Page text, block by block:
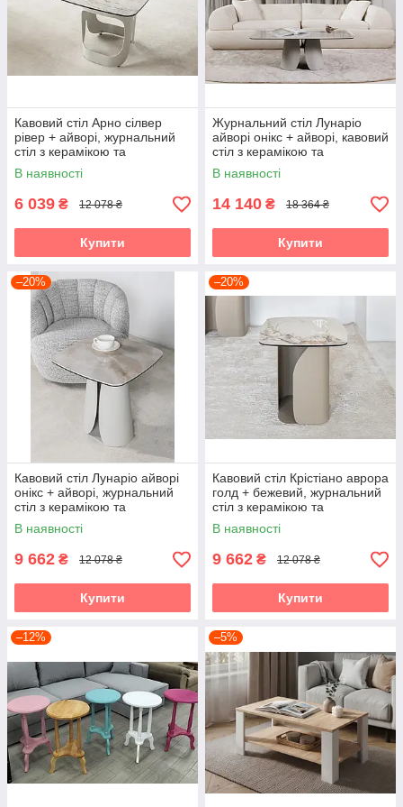
Кавовий стіл Арно сілвер
рівер + айворі, журнальний
стіл з керамікою та
гартованим склом Vetro
В наявності
6 039 ₴ 12 078 ₴
Купити
Журнальний стіл Лунаріо
айворі онікс + айворі, кавовий
стіл з керамікою та
гартованим склом Vetro
В наявності
14 140 ₴ 18 364 ₴
Купити
–20%
Кавовий стіл Лунаріо айворі
онікс + айворі, журнальний
стіл з керамікою та
гартованим склом Vetro
В наявності
9 662 ₴ 12 078 ₴
Купити
–20%
Кавовий стіл Крістіано аврора
голд + бежевий, журнальний
стіл з керамікою та
гартованим склом Vetro
В наявності
9 662 ₴ 12 078 ₴
Купити
–12% –5%